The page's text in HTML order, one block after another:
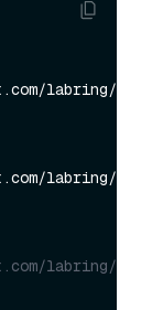
labring/
labring/
labring/